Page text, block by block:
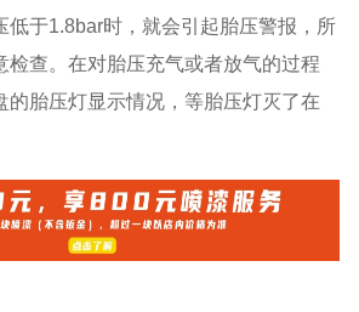
低于1.8bar时，就会引起胎压警报，所
检查。在对胎压充气或者放气的过程
的胎压灯显示情况，等胎压灯灭了在